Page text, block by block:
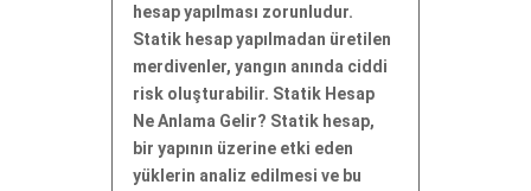
hesap yapılması zorunludur.
Statik hesap yapılmadan üretilen
merdivenler, yangın anında ciddi
risk oluşturabilir. Statik Hesap
Ne Anlama Gelir? Statik hesap,
bir yapının üzerine etki eden
yüklerin analiz edilmesi ve bu